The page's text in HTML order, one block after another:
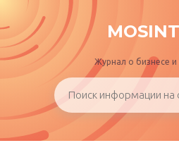
Журнал о бизнесе и